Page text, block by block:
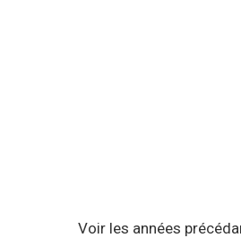
Voir les années